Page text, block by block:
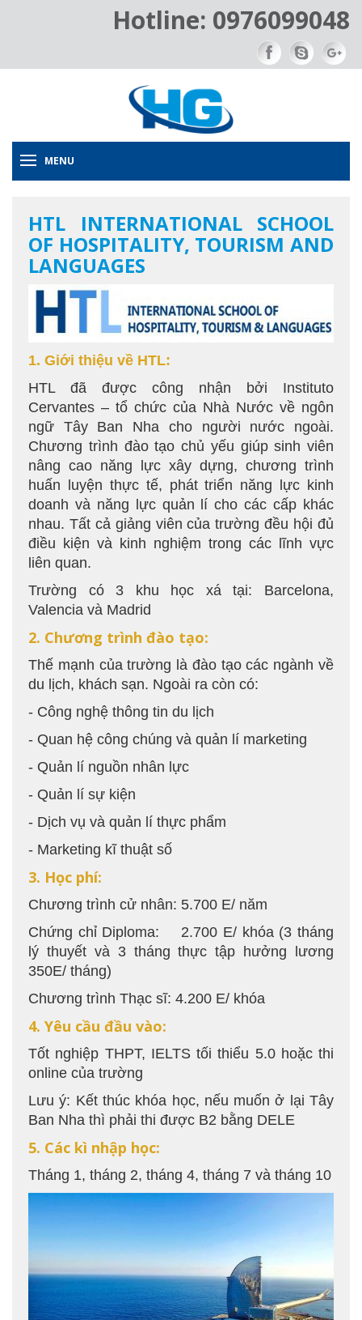
Hotline: 0976099048
MENU
HTL INTERNATIONAL SCHOOL
OF HOSPITALITY, TOURISM AND
LANGUAGES
1. Giới thiệu về HTL:
HTL đã được công nhận bởi Instituto
Cervantes – tổ chức của Nhà Nước về ngôn
ngữ Tây Ban Nha cho người nước ngoài.
Chương trình đào tạo chủ yếu giúp sinh viên
nâng cao năng lực xây dựng, chương trình
huấn luyện thực tế, phát triển năng lực kinh
doanh và năng lực quản lí cho các cấp khác
nhau. Tất cả giảng viên của trường đều hội đủ
điều kiện và kinh nghiệm trong các lĩnh vực
liên quan.
Trường có 3 khu học xá tại: Barcelona,
Valencia và Madrid
2. Chương trình đào tạo:
Thế mạnh của trường là đào tạo các ngành về
du lịch, khách sạn. Ngoài ra còn có:
- Công nghệ thông tin du lịch
- Quan hệ công chúng và quản lí marketing
- Quản lí nguồn nhân lực
- Quản lí sự kiện
- Dịch vụ và quản lí thực phẩm
- Marketing kĩ thuật số
3. Học phí:
Chương trình cử nhân: 5.700 E/ năm
Chứng chỉ Diploma: 2.700 E/ khóa (3 tháng
lý thuyết và 3 tháng thực tập hưởng lương
350E/ tháng)
Chương trình Thạc sĩ: 4.200 E/ khóa
4. Yêu cầu đầu vào:
Tốt nghiệp THPT, IELTS tối thiểu 5.0 hoặc thi
online của trường
Lưu ý: Kết thúc khóa học, nếu muốn ở lại Tây
Ban Nha thì phải thi được B2 bằng DELE
5. Các kì nhập học:
Tháng 1, tháng 2, tháng 4, tháng 7 và tháng 10